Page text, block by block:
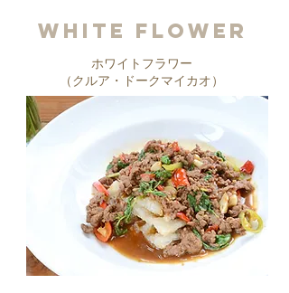
WHITE FLOWER
​ホワイトフラワー
（クルア・ドークマイカオ）